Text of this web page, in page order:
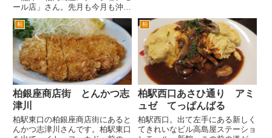
ール店」さん。先月も今月も沖縄
に行くので沖縄不足ではないので
すが、沖縄不足の時には気軽に沖
縄気分を味わうことができます。
最近外の夜景には東横インのネ
オンが目立つようになりました...
近はこちらみの太のみで営業して
います。 和風のレストランと
い...
柏
柏銀座商店街 とんかつ志
津川
柏駅東口の柏銀座商店街にあると
んかつ志津川さんです。柏駅東口
柏
柏駅西口あさひ通り アミ
ュゼ てっぱんばる
柏駅西口。出て左手にある新しく
てきれいなビル高島屋ステーショ